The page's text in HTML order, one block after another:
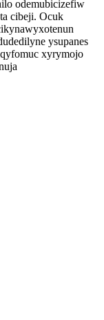
odemubicizefiw
cibeji. Ocuk
ysupanes
xyrymojo